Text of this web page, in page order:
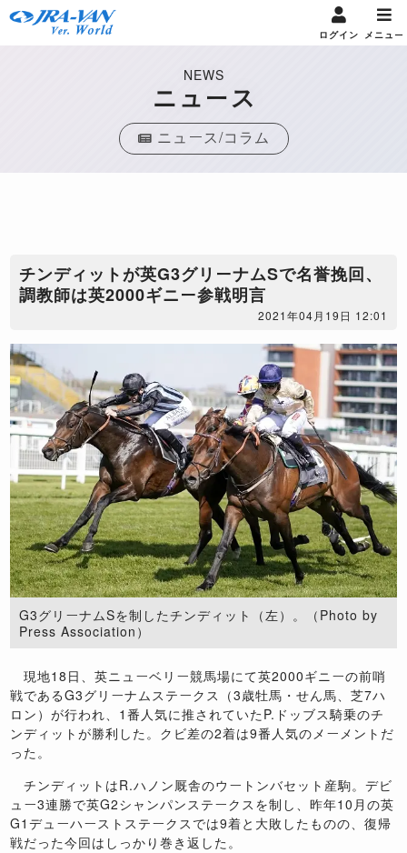
ログイン メニュー
NEWS
ニュース
ニュース/コラム
チンディットが英G3グリーナムSで名誉挽回、
調教師は英2000ギニー参戦明言
2021年04月19日 12:01
G3グリーナムSを制したチンディット（左）。（Photo by
Press Association）
現地18日、英ニューベリー競馬場にて英2000ギニーの前哨
戦であるG3グリーナムステークス（3歳牡馬・せん馬、芝7ハ
ロン）が行われ、1番人気に推されていたP.ドッブス騎乗のチ
ンディットが勝利した。クビ差の2着は9番人気のメーメントだ
った。
チンディットはR.ハノン厩舎のウートンバセット産駒。デビ
ュー3連勝で英G2シャンパンステークスを制し、昨年10月の英
G1デューハーストステークスでは9着と大敗したものの、復帰
戦だった今回はしっかり巻き返した。